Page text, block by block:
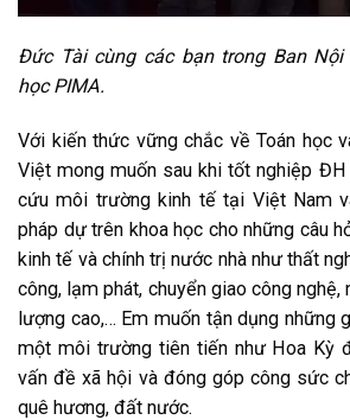
Đức Tài cùng các bạn trong Ban Nội
học PIMA.
Với kiến thức vững chắc về Toán học
Việt mong muốn sau khi tốt nghiệp
cứu môi trường kinh tế tại Việt Nam
pháp dự trên khoa học cho những câu
kinh tế và chính trị nước nhà như thất
công, lạm phát, chuyển giao công
lượng cao,… Em muốn tận dụng những
một môi trường tiên tiến như Hoa Kỳ
vấn đề xã hội và đóng góp công sức
quê hương, đất nước.